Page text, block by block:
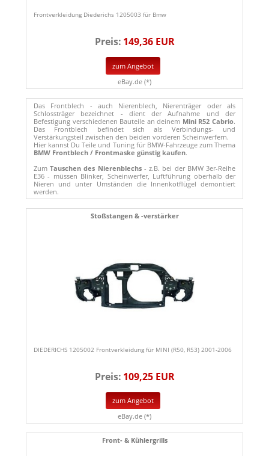
Frontverkleidung Diederichs 1205003 für Bmw
Preis: 149,36 EUR
zum Angebot
eBay.de (*)
Das Frontblech - auch Nierenblech, Nierenträger oder als
Schlossträger bezeichnet - dient der Aufnahme und der
Befestigung verschiedenen Bauteile an deinem Mini R52 Cabrio.
Das Frontblech befindet sich als Verbindungs- und
Verstärkungsteil zwischen den beiden vorderen Scheinwerfern.
Hier kannst Du Teile und Tuning für BMW-Fahrzeuge zum Thema
BMW Frontblech / Frontmaske günstig kaufen.
ZumTauschen des Nierenblechs- z.B. bei der BMW 3er-Reihe
E36 - müssen Blinker, Scheinwerfer, Luftführung oberhalb der
Nieren und unter Umständen die Innenkotflügel demontiert
werden.
Stoßstangen & -verstärker
DIEDERICHS 1205002 Frontverkleidung für MINI (R50, R53) 2001-2006
Preis: 109,25 EUR
zum Angebot
eBay.de (*)
Front- & Kühlergrills